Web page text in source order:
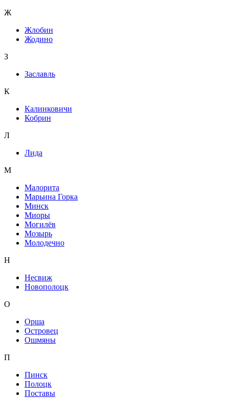
Ж
Жлобин
Жодино
З
Заславль
К
Калинковичи
Кобрин
Л
Лида
М
Малорита
Марьина Горка
Минск
Миоры
Могилёв
Мозырь
Молодечно
Н
Несвиж
Новополоцк
О
Орша
Островец
Ошмяны
П
Пинск
Полоцк
Поставы